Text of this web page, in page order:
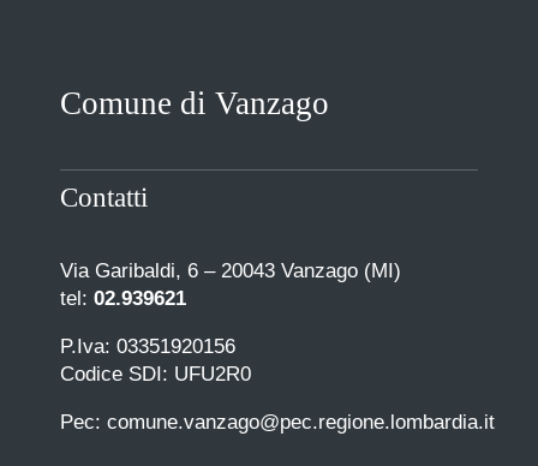
Comune di Vanzago
Contatti
Via Garibaldi, 6 – 20043 Vanzago (MI)
tel: 02.939621
P.Iva: 03351920156
Codice SDI: UFU2R0
Pec: comune.vanzago@pec.regione.lombardia.it